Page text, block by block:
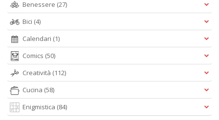
Benessere (27)
Bici (4)
Calendari (1)
Comics (50)
Creatività (112)
Cucina (58)
Enigmistica (84)